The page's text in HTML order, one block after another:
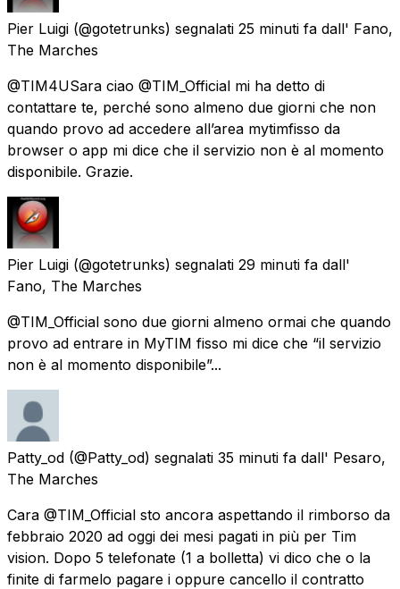
Pier Luigi (@gotetrunks) segnalati 25 minuti fa dall' Fano,
The Marches
@TIM4USara ciao @TIM_Official mi ha detto di
contattare te, perché sono almeno due giorni che non
quando provo ad accedere all’area mytimfisso da
browser o app mi dice che il servizio non è al momento
disponibile. Grazie.
Pier Luigi (@gotetrunks) segnalati 29 minuti fa dall'
Fano, The Marches
@TIM_Official sono due giorni almeno ormai che quando
provo ad entrare in MyTIM fisso mi dice che “il servizio
non è al momento disponibile”...
Patty_od (@Patty_od) segnalati 35 minuti fa dall' Pesaro,
The Marches
Cara @TIM_Official sto ancora aspettando il rimborso da
febbraio 2020 ad oggi dei mesi pagati in più per Tim
vision. Dopo 5 telefonate (1 a bolletta) vi dico che o la
finite di farmelo pagare i oppure cancello il contratto